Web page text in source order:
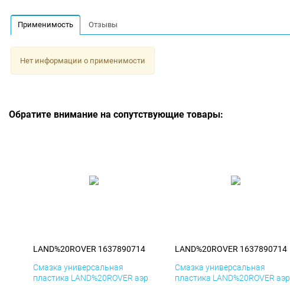
Применимость Отзывы
Нет информации о применимости
Обратите внимание на сопутствующие товары:
LAND%20ROVER 1637890714
Смазка универсальная
пластика LAND%20ROVER аэр
LAND%20ROVER 1637890714
Смазка универсальная
пластика LAND%20ROVER аэр